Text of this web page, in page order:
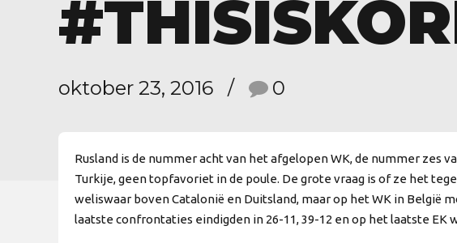
oktober 23, 2016 0
Rusland is de nummer acht van het afgelopen WK, de nummer zes
Turkije, geen topfavoriet in de poule. De grote vraag is of ze het
weliswaar boven Catalonië en Duitsland, maar op het WK in België
laatste confrontaties eindigden in 26-11, 39-12 en op het laatste EK